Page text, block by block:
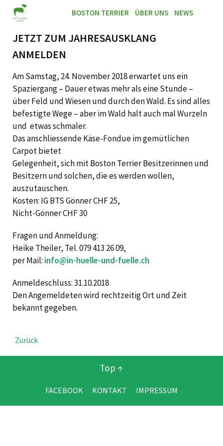
BOSTON TERRIER ÜBER UNS NEWS
JETZT ZUM JAHRESAUSKLANG
ANMELDEN
Am Samstag, 24. November 2018 erwartet uns ein
Spaziergang – Dauer etwas mehr als eine Stunde –
über Feld und Wiesen und durch den Wald. Es sind alles
befestigte Wege – aber im Wald halt auch mal Wurzeln
und etwas schmaler.
Das anschliessende Käse-Fondue im gemütlichen
Carpot bietet
Gelegenheit, sich mit Boston Terrier Besitzerinnen und
Besitzern und solchen, die es werden wollen,
auszutauschen.
Kosten: IG BTS Gönner CHF 25,
Nicht-Gönner CHF 30
Fragen und Anmeldung:
Heike Theiler, Tel. 079 413 26 09,
per Mail: info@in-huelle-und-fuelle.ch
Anmeldeschluss: 31.10.2018
Den Angemeldeten wird rechtzeitig Ort und Zeit
bekannt gegeben.
Zurück
Top ↑
FACEBOOK KONTAKT IMPRESSUM